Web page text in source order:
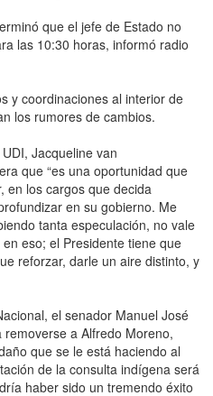
que el jefe de Estado no
las 10:30 horas, informó radio
y coordinaciones al interior de
los rumores de cambios.
Jacqueline van
que “es una oportunidad que
en los cargos que decida
en su gobierno. Me
tanta especulación, no vale
eso; el Presidente tiene que
reforzar, darle un aire distinto, y
el senador Manuel José
a Alfredo Moreno,
que se le está haciendo al
de la consulta indígena será
haber sido un tremendo éxito